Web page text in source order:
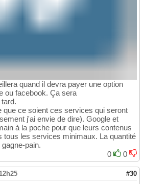
quand il devra payer une option
ou facebook. Ça sera
que ce soient ces services qui seront
j'ai envie de dire). Google et
à la poche pour que leurs contenus
tous les services minimaux. La quantité
pain.
0
0
#30